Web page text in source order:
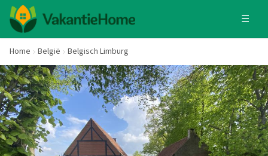
☰
Home België Belgisch Limburg